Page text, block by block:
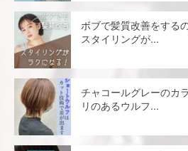
ボブで髪質改善をする
スタイリングが...
チャコールグレーのカ
リのあるウルフ...